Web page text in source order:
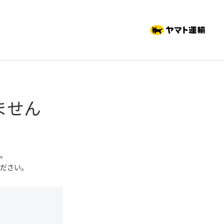
せん
さい。